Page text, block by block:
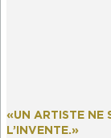
« UN ARTISTE NE
L’INVENTE. »